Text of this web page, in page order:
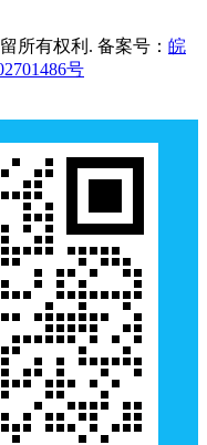
所有权利. 备案号： 皖
号